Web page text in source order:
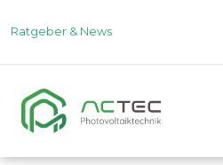
Ratgeber & News